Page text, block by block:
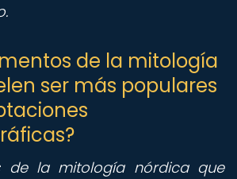
de la mitología
ser más populares
de la mitología nórdica que